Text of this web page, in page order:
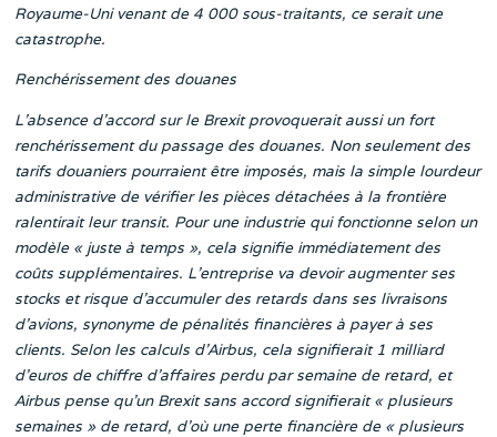
Royaume-Uni venant de 4 000 sous-traitants, ce serait une
catastrophe.
Renchérissement des douanes
L’absence d’accord sur le Brexit provoquerait aussi un fort
renchérissement du passage des douanes. Non seulement des
tarifs douaniers pourraient être imposés, mais la simple lourdeur
administrative de vérifier les pièces détachées à la frontière
ralentirait leur transit. Pour une industrie qui fonctionne selon un
modèle « juste à temps », cela signifie immédiatement des
coûts supplémentaires. L’entreprise va devoir augmenter ses
stocks et risque d’accumuler des retards dans ses livraisons
d’avions, synonyme de pénalités financières à payer à ses
clients. Selon les calculs d’Airbus, cela signifierait 1 milliard
d’euros de chiffre d’affaires perdu par semaine de retard, et
Airbus pense qu’un Brexit sans accord signifierait « plusieurs
semaines » de retard, d’où une perte financière de « plusieurs